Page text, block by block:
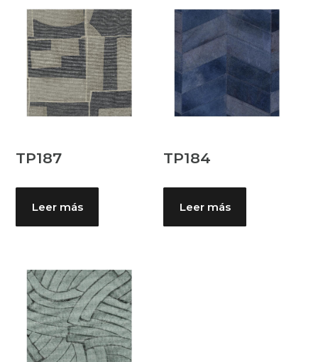
TP187
Leer más
TP184
Leer más